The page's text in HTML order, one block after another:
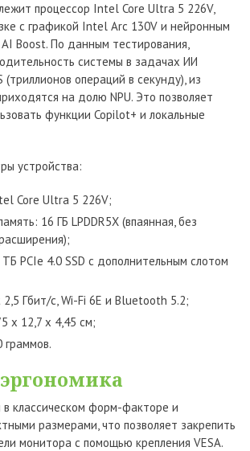
процессор Intel Core Ultra 5 226V,
с графикой Intel Arc 130V и нейронным
Boost. По данным тестирования,
системы в задачах ИИ
(триллионов операций в секунду), из
на долю NPU. Это позволяет
функции Copilot+ и локальные
устройства:
Core Ultra 5 226V;
16 ГБ LPDDR5X (впаянная, без
PCIe 4.0 SSD с дополнительным слотом
Гбит/с, Wi-Fi 6E и Bluetooth 5.2;
x 12,7 x 4,45 см;
граммов.
классическом форм-факторе и
размерами, что позволяет закрепить
монитора с помощью крепления VESA.